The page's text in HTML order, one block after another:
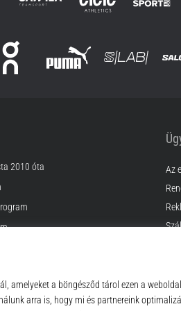
2010 óta
Feltételek
Az